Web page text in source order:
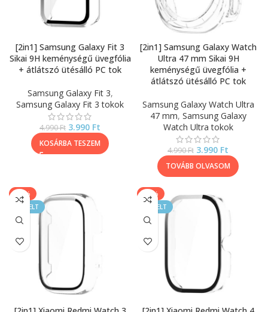
[2in1] Samsung Galaxy Fit 3
Sikai 9H keménységű üvegfólia
+ átlátszó ütésálló PC tok
Samsung Galaxy Fit 3,
Samsung Galaxy Fit 3 tokok
4.990Ft 3.990 Ft
KOSÁRBA TESZEM
[2in1] Samsung Galaxy Watch
Ultra 47 mm Sikai 9H
keménységű üvegfólia +
átlátszó ütésálló PC tok
Samsung Galaxy Watch Ultra
47 mm, Samsung Galaxy
Watch Ultra tokok
4.990Ft 3.990 Ft
TOVÁBB OLVASOM
-40%
KIEMELT
-20%
KIEMELT